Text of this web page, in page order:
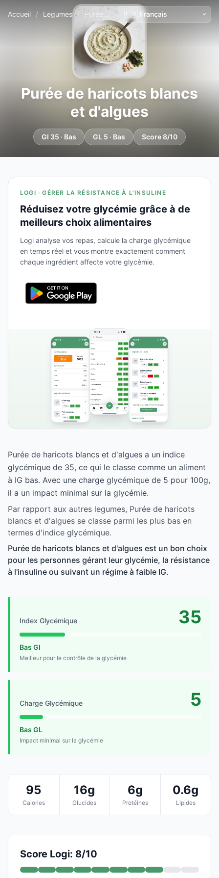
Accueil / Legumes / Purée de haricots blancs et d'algues
Purée de haricots blancs
et d'algues
GI 35 · Bas GL 5 · Bas Score 8/10
LOGI · GÉRER LA RÉSISTANCE À L'INSULINE
Réduisez votre glycémie grâce à de
meilleurs choix alimentaires
Logi analyse vos repas, calcule la charge glycémique
en temps réel et vous montre exactement comment
chaque ingrédient affecte votre glycémie.
Purée de haricots blancs et d'algues a un indice
glycémique de 35, ce qui le classe comme un aliment
à IG bas. Avec une charge glycémique de 5 pour 100g,
il a un impact minimal sur la glycémie.
Par rapport aux autres legumes, Purée de haricots
blancs et d'algues se classe parmi les plus bas en
termes d'indice glycémique.
Purée de haricots blancs et d'algues est un bon choix
pour les personnes gérant leur glycémie, la résistance
à l'insuline ou suivant un régime à faible IG.
Index Glycémique 35
Bas GI
Meilleur pour le contrôle de la glycémie
Charge Glycémique 5
Bas GL
Impact minimal sur la glycémie
95
Calories
16g
Glucides
6g
Protéines
0.6g
Lipides
Score Logi: 8/10